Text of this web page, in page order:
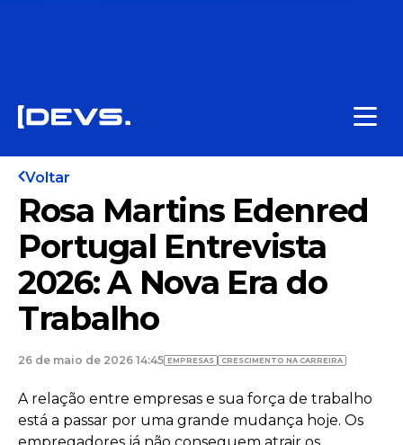
Voltar
Rosa Martins Edenred
Portugal Entrevista
2026: A Nova Era do
Trabalho
26 de maio de 2026 14:45 EMPRESAS CRESCIMENTO NA CARREIRA
A relação entre empresas e sua força de trabalho
está a passar por uma grande mudança hoje. Os